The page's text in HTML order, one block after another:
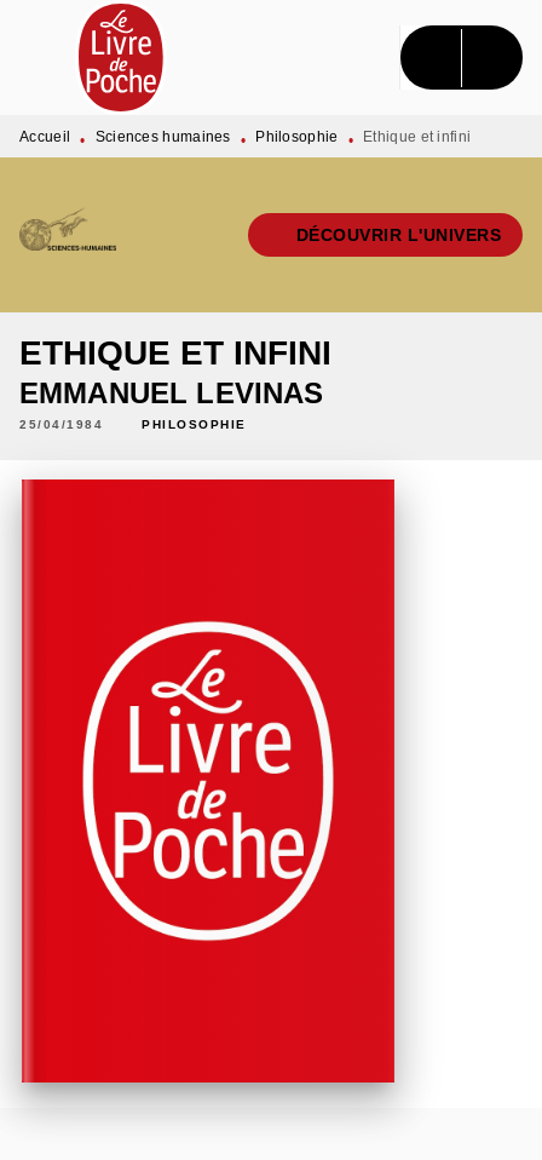
MENU RECHERCHE CONTENU
PIED DE PAGE
Accueil • Sciences humaines • Philosophie • Ethique et infini
DÉCOUVRIR L'UNIVERS
ETHIQUE ET INFINI
EMMANUEL LEVINAS
25/04/1984 PHILOSOPHIE